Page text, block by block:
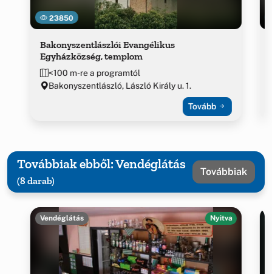
23850
Bakonyszentlászlói Evangélikus
Egyházközség, templom
<100 m-re a programtól
Bakonyszentlászló, László Király u. 1.
Tovább
Továbbiak ebből: Vendéglátás
(8 darab)
Továbbiak
Vendéglátás Nyitva